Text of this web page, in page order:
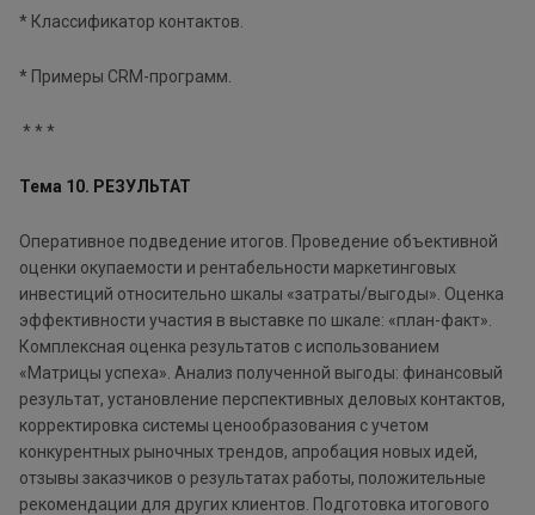
* Классификатор контактов.
* Примеры CRM-программ.
* * *
Тема 10. РЕЗУЛЬТАТ
Оперативное подведение итогов. Проведение объективной
оценки окупаемости и рентабельности маркетинговых
инвестиций относительно шкалы «затраты/выгоды». Оценка
эффективности участия в выставке по шкале: «план-факт».
Комплексная оценка результатов с использованием
«Матрицы успеха». Анализ полученной выгоды: финансовый
результат, установление перспективных деловых контактов,
корректировка системы ценообразования с учетом
конкурентных рыночных трендов, апробация новых идей,
отзывы заказчиков о результатах работы, положительные
рекомендации для других клиентов. Подготовка итогового